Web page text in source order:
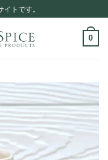
トです。
0